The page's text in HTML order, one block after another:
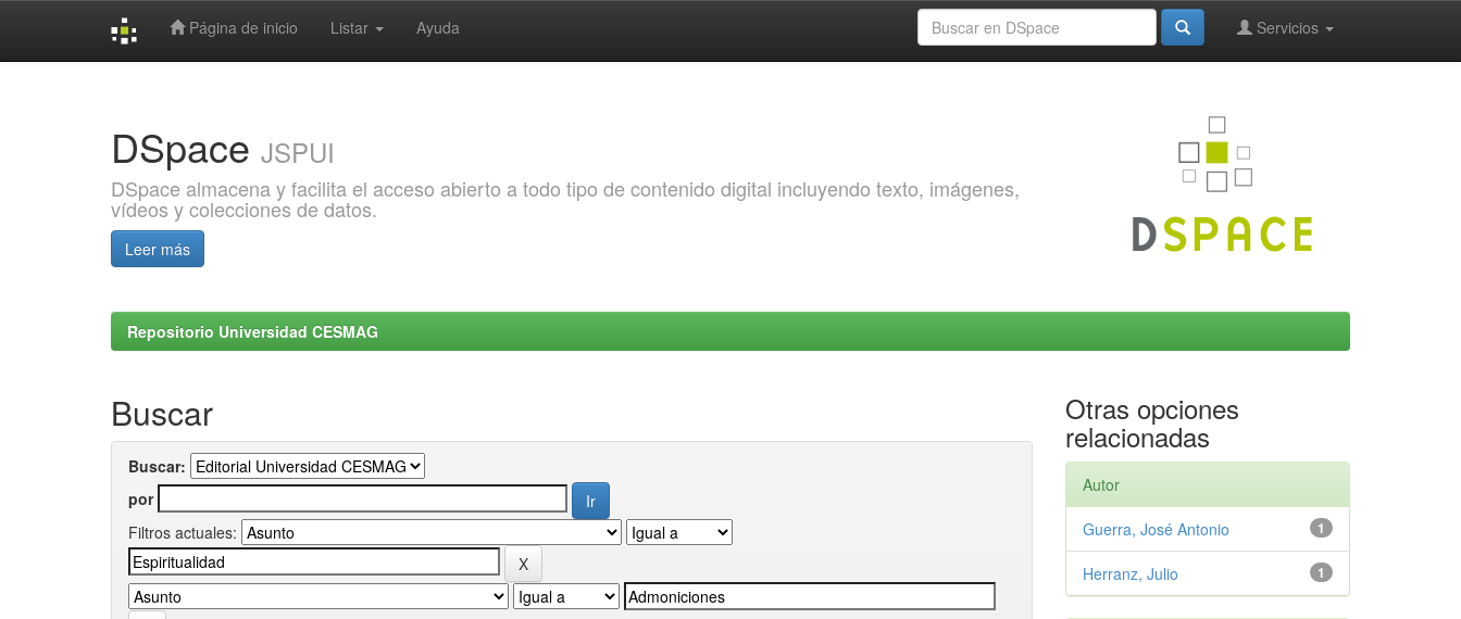
Página de inicio Listar Ayuda Servicios
DSpace JSPUI
DSpace almacena y facilita el acceso abierto a todo tipo de contenido digital incluyendo texto, imágenes,
vídeos y colecciones de datos.
Leer más
Repositorio Universidad CESMAG
Buscar
Buscar:
por
Filtros actuales:
Otras opciones
relacionadas
Autor
1
Guerra, José Antonio
1
Herranz, Julio